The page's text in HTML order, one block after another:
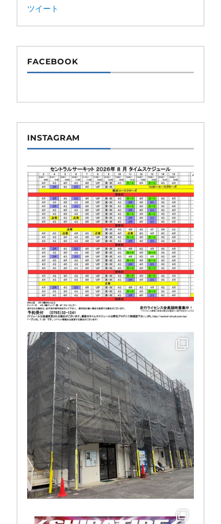
ツイート
FACEBOOK
INSTAGRAM